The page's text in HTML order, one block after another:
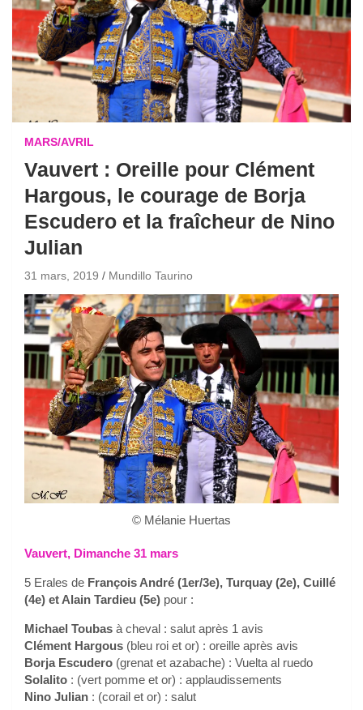
MARS/AVRIL
Vauvert : Oreille pour Clément
Hargous, le courage de Borja
Escudero et la fraîcheur de Nino
Julian
31 mars, 2019 Mundillo Taurino
© Mélanie Huertas
Vauvert, Dimanche 31 mars
5 Erales de François André (1er/3e), Turquay (2e), Cuillé
(4e) et Alain Tardieu (5e) pour :
Michael Toubas à cheval : salut après 1 avis
Clément Hargous (bleu roi et or) : oreille après avis
Borja Escudero (grenat et azabache) : Vuelta al ruedo
Solalito : (vert pomme et or) : applaudissements
Nino Julian : (corail et or) : salut